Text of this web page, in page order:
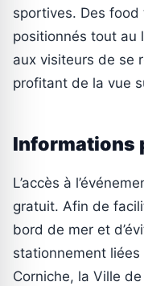
sportives. Des
positionnés tout au
aux visiteurs de se
profitant de la vue
Informations
L’accès à
gratuit. Afin de
bord de mer et
stationnement
Corniche, la Ville